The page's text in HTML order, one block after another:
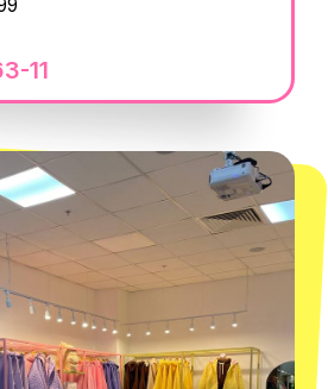
с Политикой обработки
рассылку электронных
ПРИГЛАШЕНИЯ
НОВИНОК